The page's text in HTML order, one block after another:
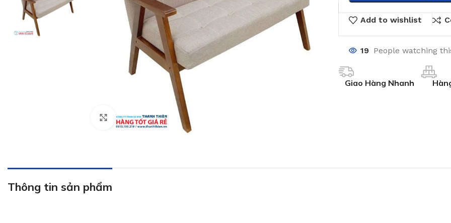
Click to enlarge
Add to wishlist
19 People watching
Giao Hàng Nhanh
Thông tin sản phẩm